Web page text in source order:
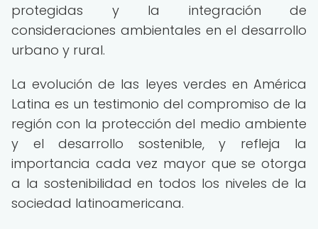
protegidas y la integración de
consideraciones ambientales en el desarrollo
urbano y rural.
La evolución de las leyes verdes en América
Latina es un testimonio del compromiso de la
región con la protección del medio ambiente
y el desarrollo sostenible, y refleja la
importancia cada vez mayor que se otorga
a la sostenibilidad en todos los niveles de la
sociedad latinoamericana.